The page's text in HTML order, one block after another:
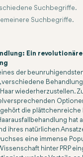
Suchbegriffe.
Suchbegriffe.
Ein
der
verschiedene
wiederherzustellen.
die plättchenreiche
hat
ihres natürlichen
eine immense
hinter PRP